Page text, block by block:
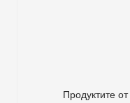
Продуктите от